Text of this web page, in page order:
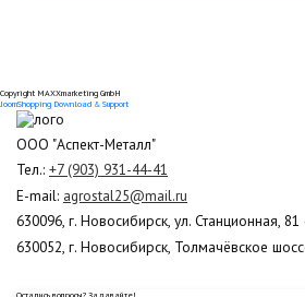
Copyright MAXXmarketing GmbH
JoomShopping Download & Support
ООО "Аспект-Металл"
Тел.: +7 (903) 931-44-41
E-mail: agrostal25@mail.ru
630096, г. Новосибирск, ул. Станционная,
630052, г. Новосибирск, Толмачёвское
Остались вопросы? Задавайте!